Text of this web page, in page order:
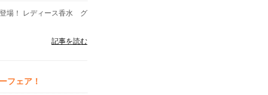
場！ レディース香水 グ
記事を読む
フェア！